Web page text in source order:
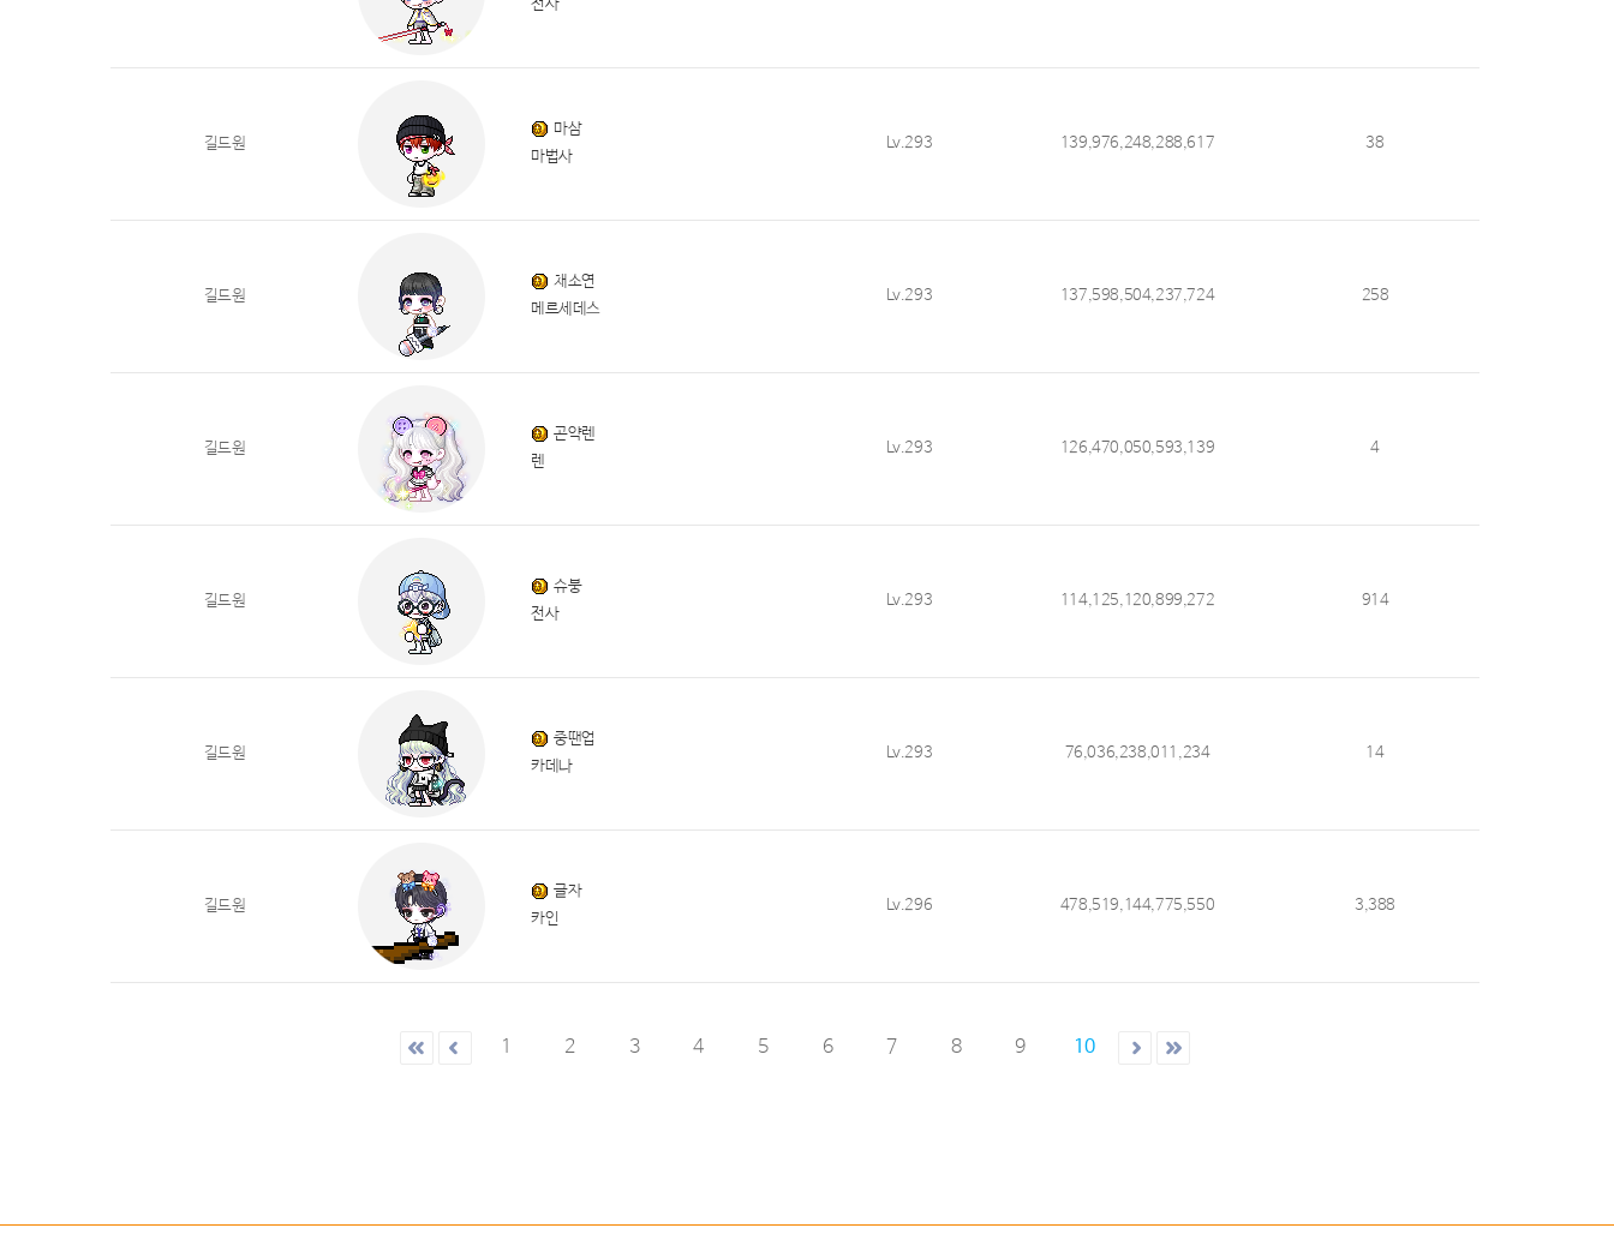
전사
길드원
마삼
마법사
Lv.293 139,976,248,288,617 38
길드원
채소연
메르세데스
Lv.293 137,598,504,237,724 258
길드원
곤약렌
렌
Lv.293 126,470,050,593,139 4
길드원
슈붕
전사
Lv.293 114,125,120,899,272 914
길드원
중땐업
카데나
Lv.293 76,036,238,011,234 14
길드원
글자
카인
Lv.296 478,519,144,775,550 3,388
1 2 3 4 5 6 7 8 9 10